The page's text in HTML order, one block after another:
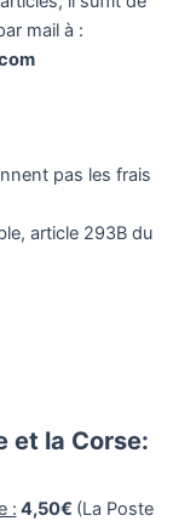
mail à :
pas les frais
article 293B du
et la Corse:
: 4,50€ (La Poste